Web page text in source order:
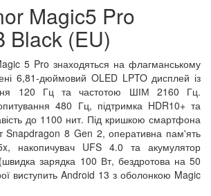
Magic5 Pro
Black (EU)
5 Pro знаходяться на флагманському
6,81-дюймовий OLED LPTO дисплей із
120 Гц та частотою ШІМ 2160 Гц.
480 Гц, підтримка HDR10+ та
до 1100 нит. Під кришкою смартфона
Snapdragon 8 Gen 2, оперативна пам'ять
накопичувач UFS 4.0 та акумулятор
зарядка 100 Вт, бездротова на 50
виступить Android 13 з оболонкою Magic